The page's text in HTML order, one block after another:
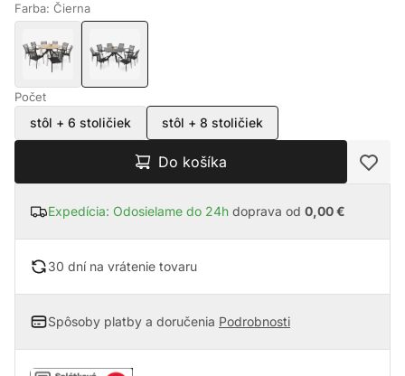
Farba: Čierna
Počet
stôl + 6 stoličiek stôl + 8 stoličiek
Do košíka
Expedícia: Odosielame do 24h doprava od 0,00 €
30 dní na vrátenie tovaru
Spôsoby platby a doručenia Podrobnosti